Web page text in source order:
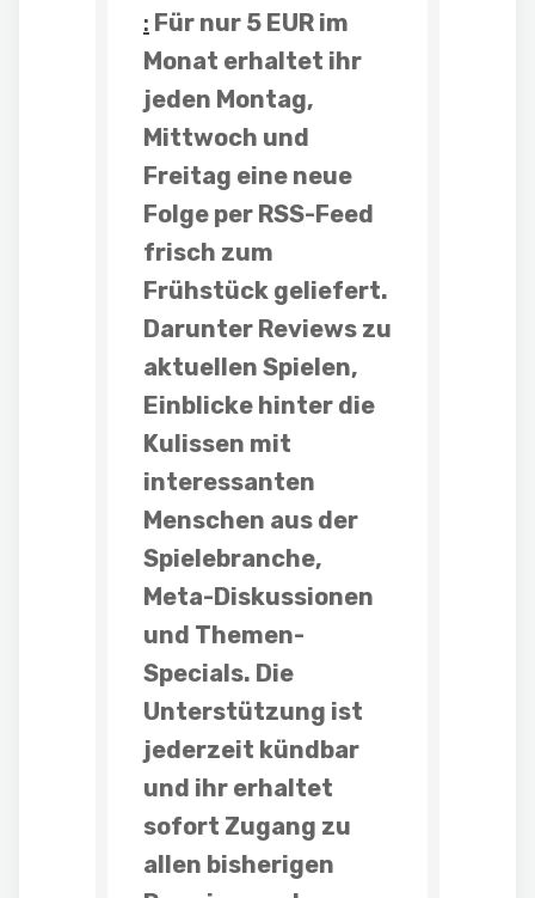
: Für nur 5 EUR im
Monat erhaltet ihr
jeden Montag,
Mittwoch und
Freitag eine neue
Folge per RSS-Feed
frisch zum
Frühstück geliefert.
Darunter Reviews zu
aktuellen Spielen,
Einblicke hinter die
Kulissen mit
interessanten
Menschen aus der
Spielebranche,
Meta-Diskussionen
und Themen-
Specials. Die
Unterstützung ist
jederzeit kündbar
und ihr erhaltet
sofort Zugang zu
allen bisherigen